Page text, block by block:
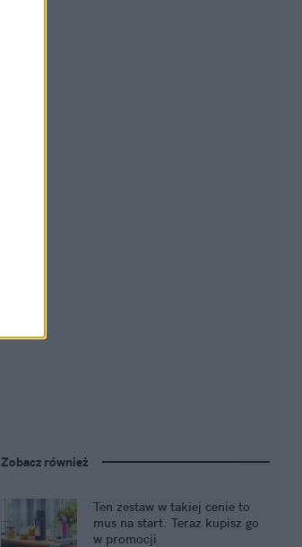
Zobacz również
Ten zestaw w takiej cenie to
mus na start. Teraz kupisz go
w promocji